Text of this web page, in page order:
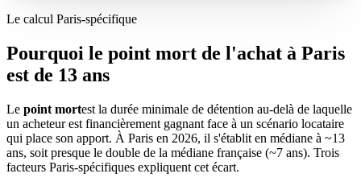
Le calcul Paris-spécifique
Pourquoi le point mort de l'achat à Paris
est de 13 ans
Le point mortest la durée minimale de détention au-delà de laquelle
un acheteur est financièrement gagnant face à un scénario locataire
qui place son apport. À Paris en 2026, il s'établit en médiane à ~13
ans, soit presque le double de la médiane française (~7 ans). Trois
facteurs Paris-spécifiques expliquent cet écart.